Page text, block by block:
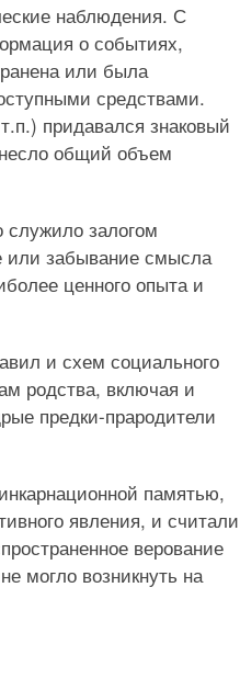
наблюдения. С
о событиях,
или была
средствами.
придавался знаковый
общий объем
залогом
или забывание смысла
ценного опыта и
и схем социального
родства, включая и
предки-прародители
памятью,
явления, и считали
верование
могло возникнуть на